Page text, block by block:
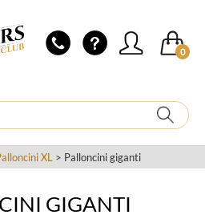
0
XL > Palloncini giganti
GIGANTI